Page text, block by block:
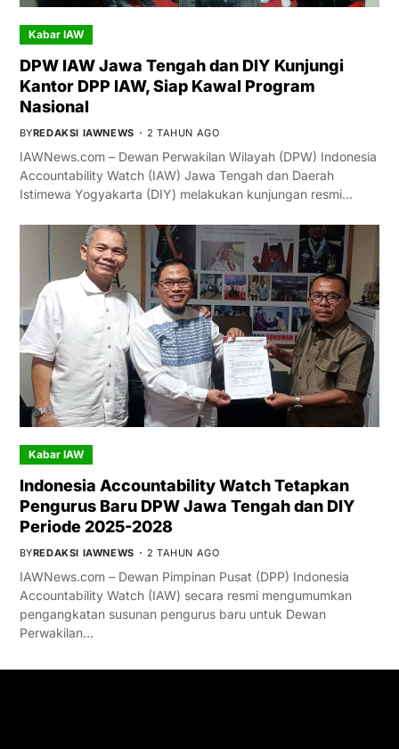
Kabar IAW
DPW IAW Jawa Tengah dan DIY Kunjungi
Kantor DPP IAW, Siap Kawal Program
Nasional
BYREDAKSI IAWNEWS 2 TAHUN AGO
IAWNews.com – Dewan Perwakilan Wilayah (DPW) Indonesia
Accountability Watch (IAW) Jawa Tengah dan Daerah
Istimewa Yogyakarta (DIY) melakukan kunjungan resmi…
Kabar IAW
Indonesia Accountability Watch Tetapkan
Pengurus Baru DPW Jawa Tengah dan DIY
Periode 2025-2028
BYREDAKSI IAWNEWS 2 TAHUN AGO
IAWNews.com – Dewan Pimpinan Pusat (DPP) Indonesia
Accountability Watch (IAW) secara resmi mengumumkan
pengangkatan susunan pengurus baru untuk Dewan
Perwakilan…